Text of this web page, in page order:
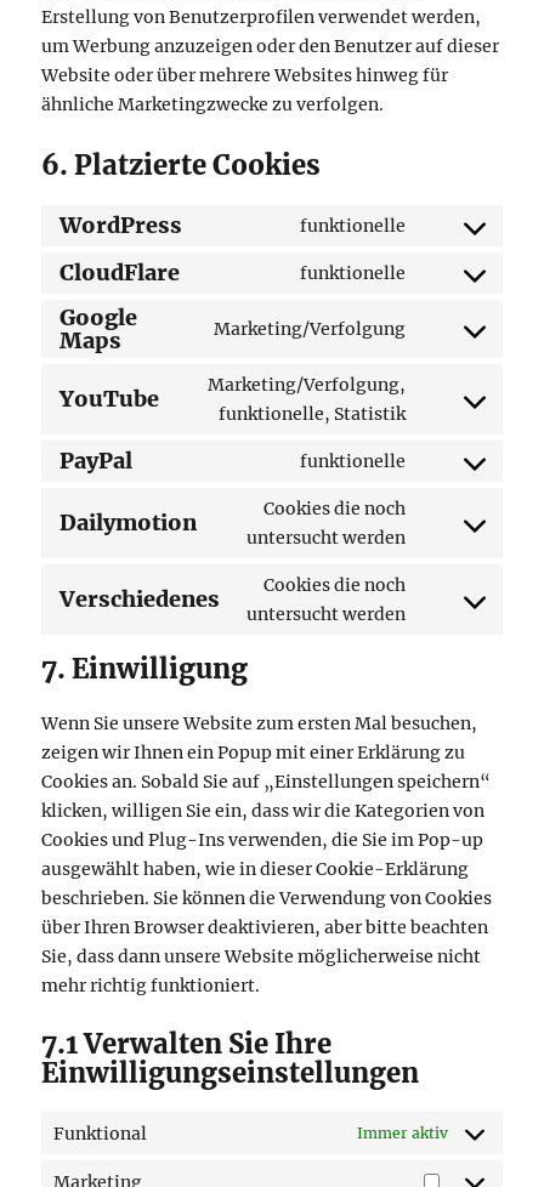
Erstellung von Benutzerprofilen verwendet werden,
um Werbung anzuzeigen oder den Benutzer auf dieser
Website oder über mehrere Websites hinweg für
ähnliche Marketingzwecke zu verfolgen.
6. Platzierte Cookies
WordPress funktionelle
Consent
wordpress
CloudFlare funktionelle
Consent
service
Google
Maps
Marketing/Verfolgung
Consent
service
maps
YouTube
Marketing/Verfolgung,
funktionelle, Statistik
Consent
service
PayPal funktionelle
Consent
service
Dailymotion
Cookies die noch
untersucht werden
Consent
service
Verschiedenes
Cookies die noch
untersucht werden
Consent
7. Einwilligung
Wenn Sie unsere Website zum ersten Mal besuchen,
zeigen wir Ihnen ein Popup mit einer Erklärung zu
Cookies an. Sobald Sie auf „Einstellungen speichern“
klicken, willigen Sie ein, dass wir die Kategorien von
Cookies und Plug-Ins verwenden, die Sie im Pop-up
ausgewählt haben, wie in dieser Cookie-Erklärung
beschrieben. Sie können die Verwendung von Cookies
über Ihren Browser deaktivieren, aber bitte beachten
Sie, dass dann unsere Website möglicherweise nicht
mehr richtig funktioniert.
7.1 Verwalten Sie Ihre
Einwilligungseinstellungen
Funktional Immer aktiv
Marketing